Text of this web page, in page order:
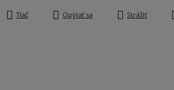
Tlač Opýtať sa Strážiť